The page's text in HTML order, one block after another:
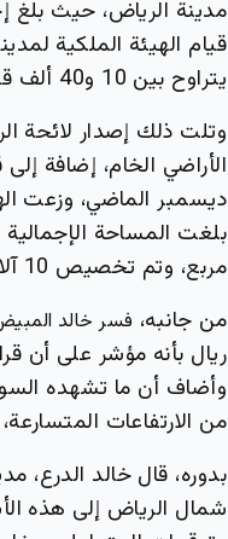
قيام الهيئة الملكية
يتراوح بين 10 و40 ألف قطعة سنوياً بأسعار لا تتجاوز 1500 ريال للمتر المربع.
ديسمبر الماضي، وزعت
مربع، وتم تخصيص 10 آلاف قطعة بمساحة 300 متر مربع للقطعة.
من جانبه، فسر خالد
ريال بأنه مؤشر على أن
وأضاف أن ما تشهده
من الارتفاعات
بدوره، قال خالد
شمال الرياض إلى هذه